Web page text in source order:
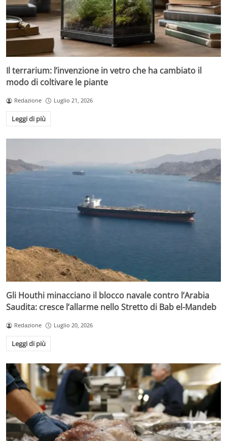
Il terrarium: l’invenzione in vetro che ha cambiato il
modo di coltivare le piante
Redazione Luglio 21, 2026
Leggi di più
Gli Houthi minacciano il blocco navale contro l’Arabia
Saudita: cresce l’allarme nello Stretto di Bab el-Mandeb
Redazione Luglio 20, 2026
Leggi di più